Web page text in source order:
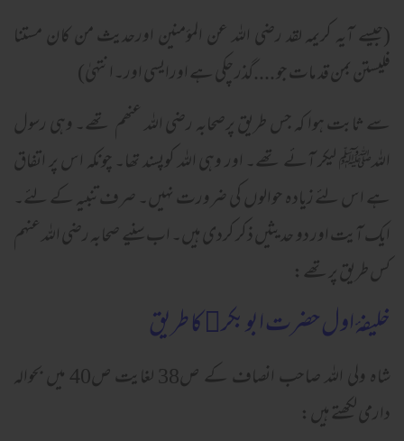
(جیسے آیہ کریمہ لقد رضی اللہ عن المؤمنین اورحدیث من کان مستنا
فلیستن بمن قد مات جو ....گذر چکی ہے اورایسی اور۔انتہیٰ)
سے ثابت ہوا کہ جس طریق پرصحابہ رضی اللہ عنھم تھے۔ وہی رسول
اللہﷺ لیکر آئے تھے۔ اور وہی اللہ کوپسند تھا۔ چونکہ اس پر اتفاق
ہے اس لئے زیادہ حوالوں کی ضرورت نہیں۔ صرف تنبیہ کے لئے۔
ایک آیت اور دو حدیثیں ذکر کردی ہیں۔ اب سنیے صحابہ رضی اللہ عنہم
کس طریق پرتھے:
خلیفۂ اول حضرت ابو بکر﷜ کا طریق
شاہ ولی اللہ صاحب انصاف کے ص38 لغایت ص40 میں بحوالہ
دارمی لکھتے ہیں: